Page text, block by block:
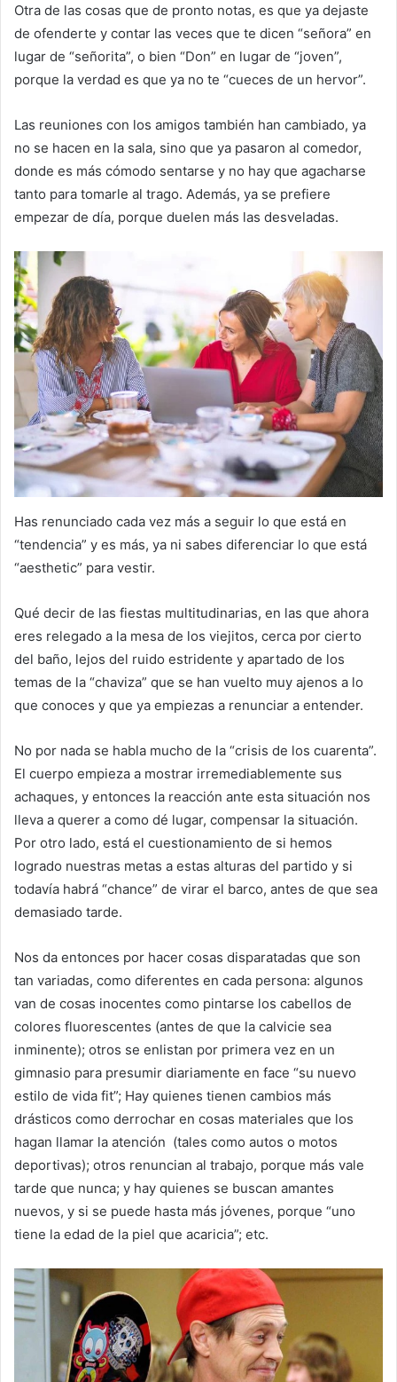
Otra de las cosas que de pronto notas, es que ya dejaste
de ofenderte y contar las veces que te dicen “señora” en
lugar de “señorita”, o bien “Don” en lugar de “joven”,
porque la verdad es que ya no te “cueces de un hervor”.
Las reuniones con los amigos también han cambiado, ya
no se hacen en la sala, sino que ya pasaron al comedor,
donde es más cómodo sentarse y no hay que agacharse
tanto para tomarle al trago. Además, ya se prefiere
empezar de día, porque duelen más las desveladas.
Has renunciado cada vez más a seguir lo que está en
“tendencia” y es más, ya ni sabes diferenciar lo que está
“aesthetic” para vestir.
Qué decir de las fiestas multitudinarias, en las que ahora
eres relegado a la mesa de los viejitos, cerca por cierto
del baño, lejos del ruido estridente y apartado de los
temas de la “chaviza” que se han vuelto muy ajenos a lo
que conoces y que ya empiezas a renunciar a entender.
No por nada se habla mucho de la “crisis de los cuarenta”.
El cuerpo empieza a mostrar irremediablemente sus
achaques, y entonces la reacción ante esta situación nos
lleva a querer a como dé lugar, compensar la situación.
Por otro lado, está el cuestionamiento de si hemos
logrado nuestras metas a estas alturas del partido y si
todavía habrá “chance” de virar el barco, antes de que sea
demasiado tarde.
Nos da entonces por hacer cosas disparatadas que son
tan variadas, como diferentes en cada persona: algunos
van de cosas inocentes como pintarse los cabellos de
colores fluorescentes (antes de que la calvicie sea
inminente); otros se enlistan por primera vez en un
gimnasio para presumir diariamente en face “su nuevo
estilo de vida fit”; Hay quienes tienen cambios más
drásticos como derrochar en cosas materiales que los
hagan llamar la atención (tales como autos o motos
deportivas); otros renuncian al trabajo, porque más vale
tarde que nunca; y hay quienes se buscan amantes
nuevos, y si se puede hasta más jóvenes, porque “uno
tiene la edad de la piel que acaricia”; etc.